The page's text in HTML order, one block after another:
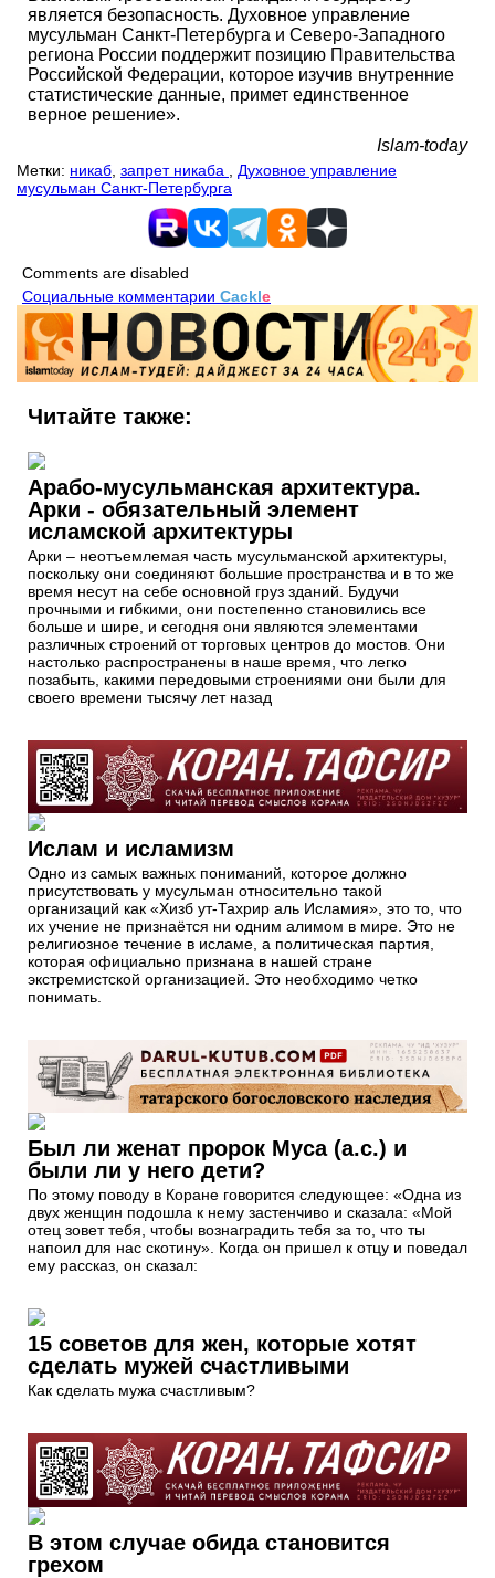
является безопасность. Духовное управление
мусульман Санкт-Петербурга и Северо-Западного
региона России поддержит позицию Правительства
Российской Федерации, которое изучив внутренние
статистические данные, примет единственное
верное решение».
Islam-today
Метки: никаб запрет никаба
Духовное управление
мусульман Санкт-Петербурга
Comments are disabled
Социальные комментарии Cackle
Читайте также:
Арабо-мусульманская архитектура.
Арки - обязательный элемент
исламской архитектуры
Арки – неотъемлемая часть мусульманской архитектуры,
поскольку они соединяют большие пространства и в то же
время несут на себе основной груз зданий. Будучи
прочными и гибкими, они постепенно становились все
больше и шире, и сегодня они являются элементами
различных строений от торговых центров до мостов. Они
настолько распространены в наше время, что легко
позабыть, какими передовыми строениями они были для
своего времени тысячу лет назад
Ислам и исламизм
Одно из самых важных пониманий, которое должно
присутствовать у мусульман относительно такой
организаций как «Хизб ут-Тахрир аль Исламия», это то, что
их учение не признаётся ни одним алимом в мире. Это не
религиозное течение в исламе, а политическая партия,
которая официально признана в нашей стране
экстремистской организацией. Это необходимо четко
понимать.
Был ли женат пророк Муса (а.с.) и
были ли у него дети?
По этому поводу в Коране говорится следующее: «Одна из
двух женщин подошла к нему застенчиво и сказала: «Мой
отец зовет тебя, чтобы вознаградить тебя за то, что ты
напоил для нас скотину». Когда он пришел к отцу и поведал
ему рассказ, он сказал:
15 советов для жен, которые хотят
сделать мужей счастливыми
Как сделать мужа счастливым?
В этом случае обида становится
грехом